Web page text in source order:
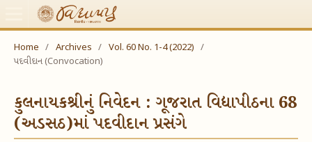
Home / Archives / Vol. 60 No. 1-4 (2022)
/
પદવીદાન (Convocation)
કુલનાયકશ્રીનું નિવેદન : ગૂજરાત વિદ્યાપીઠના 68
(અડસઠ)માં પદવીદાન પ્રસંગે